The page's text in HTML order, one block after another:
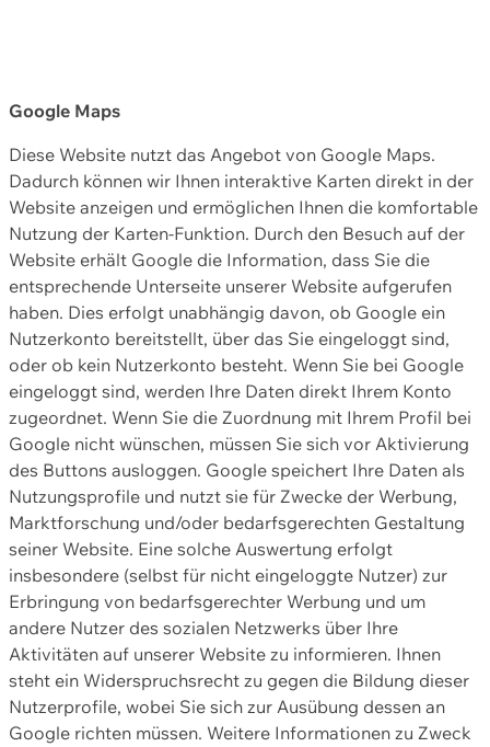
Google Maps
Diese Website nutzt das Angebot von Google Maps.
Dadurch können wir Ihnen interaktive Karten direkt in der
Website anzeigen und ermöglichen Ihnen die komfortable
Nutzung der Karten-Funktion. Durch den Besuch auf der
Website erhält Google die Information, dass Sie die
entsprechende Unterseite unserer Website aufgerufen
haben. Dies erfolgt unabhängig davon, ob Google ein
Nutzerkonto bereitstellt, über das Sie eingeloggt sind,
oder ob kein Nutzerkonto besteht. Wenn Sie bei Google
eingeloggt sind, werden Ihre Daten direkt Ihrem Konto
zugeordnet. Wenn Sie die Zuordnung mit Ihrem Profil bei
Google nicht wünschen, müssen Sie sich vor Aktivierung
des Buttons ausloggen. Google speichert Ihre Daten als
Nutzungsprofile und nutzt sie für Zwecke der Werbung,
Marktforschung und/oder bedarfsgerechten Gestaltung
seiner Website. Eine solche Auswertung erfolgt
insbesondere (selbst für nicht eingeloggte Nutzer) zur
Erbringung von bedarfsgerechter Werbung und um
andere Nutzer des sozialen Netzwerks über Ihre
Aktivitäten auf unserer Website zu informieren. Ihnen
steht ein Widerspruchsrecht zu gegen die Bildung dieser
Nutzerprofile, wobei Sie sich zur Ausübung dessen an
Google richten müssen. Weitere Informationen zu Zweck